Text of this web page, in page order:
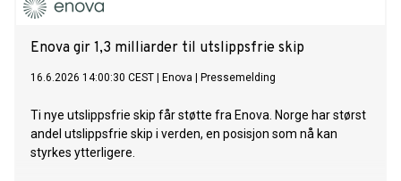
Enova gir 1,3 milliarder til utslippsfrie skip
16.6.2026 14:00:30 CEST Enova Pressemelding
Ti nye utslippsfrie skip får støtte fra Enova. Norge har størst
andel utslippsfrie skip i verden, en posisjon som nå kan
styrkes ytterligere.